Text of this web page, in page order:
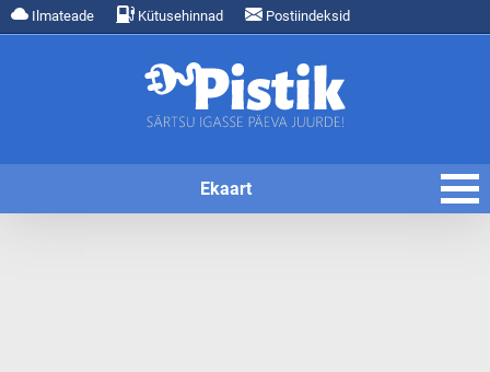
Ilmateade Kütusehinnad Postiindeksid
Ekaart